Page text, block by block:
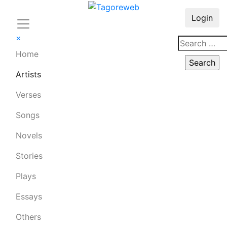
×
Home
Artists
Verses
Songs
Novels
Stories
Plays
Essays
Others
Login